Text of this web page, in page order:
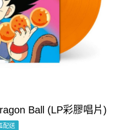
Ball (LP彩膠唱片)
配送